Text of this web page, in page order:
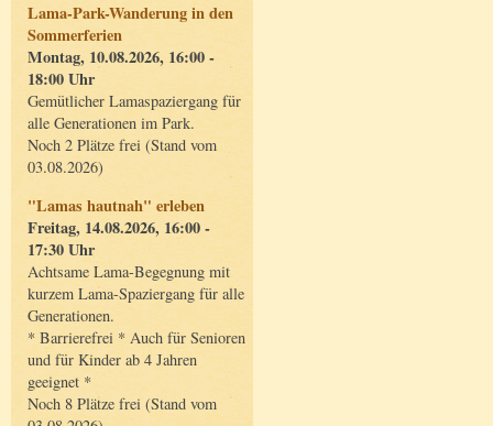
Lama-Park-Wanderung in den
Sommerferien
Montag, 10.08.2026, 16:00 -
18:00 Uhr
Gemütlicher Lamaspaziergang für
alle Generationen im Park.
Noch 2 Plätze frei (Stand vom
03.08.2026)
"Lamas hautnah" erleben
Freitag, 14.08.2026, 16:00 -
17:30 Uhr
Achtsame Lama-Begegnung mit
kurzem Lama-Spaziergang für alle
Generationen.
* Barrierefrei * Auch für Senioren
und für Kinder ab 4 Jahren
geeignet *
Noch 8 Plätze frei (Stand vom